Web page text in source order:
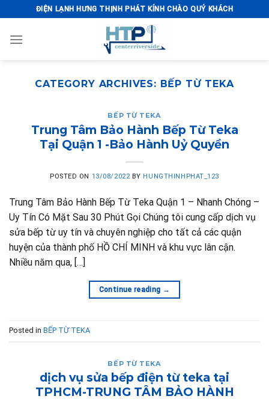
to
content
ĐIỆN LẠNH HƯNG THỊNH PHÁT KÍNH CHÀO QUÝ KHÁCH
CATEGORY ARCHIVES: BẾP TỪ TEKA
BẾP TỪ TEKA
Trung Tâm Bảo Hành Bếp Từ Teka
Tại Quận 1 -Bảo Hành Uỷ Quyền
POSTED ON 13/08/2022 BY HUNGTHINHPHAT_123
Trung Tâm Bảo Hành Bếp Từ Teka Quận 1 – Nhanh Chóng –
Uy Tín Có Mặt Sau 30 Phút Gọi Chúng tôi cung cấp dịch vụ
sửa bếp từ uy tín và chuyên nghiệp cho tất cả các quận
huyện của thành phố HỒ CHÍ MINH và khu vực lân cận.
Nhiều năm qua, […]
Continue reading →
Posted in BẾP TỪ TEKA
BẾP TỪ TEKA
dịch vụ sửa bếp điện từ teka tại
TPHCM-TRUNG TÂM BẢO HÀNH